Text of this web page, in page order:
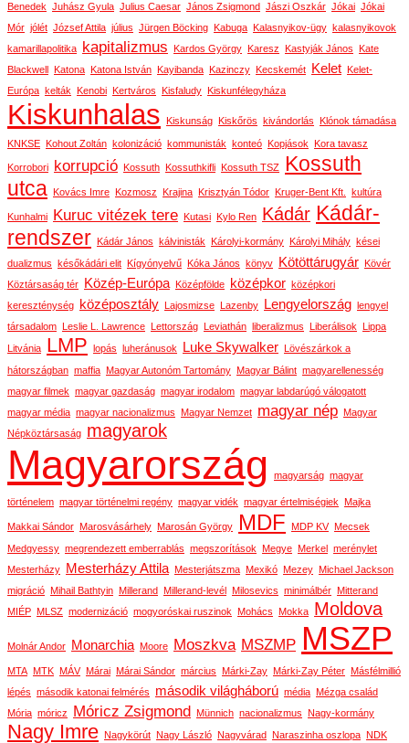
Benedek Juhász Gyula Julius Caesar János Zsigmond Jászi Oszkár Jókai Jókai
Mór jólét József Attila július Jürgen Böcking Kabuga Kalasnyikov-ügy kalasnyikovok
kamarillapolitika kapitalizmus Kardos György Karesz Kastyják János Kate
Blackwell Katona Katona István Kayibanda Kazinczy Kecskemét Kelet Kelet-
Európa kelták Kenobi Kertváros Kisfaludy Kiskunfélegyháza
Kiskunhalas Kiskunság Kiskőrös kivándorlás Klónok támadása
KNKSE Kohout Zoltán kolonizáció kommunisták konteó Kopjások Kora tavasz
Korrobori korrupció Kossuth Kossuthkifli Kossuth TSZ Kossuth
utca Kovács Imre Kozmosz Krajina Krisztyán Tódor Kruger-Bent Kft. kultúra
Kunhalmi Kuruc vitézek tere Kutasi Kylo Ren Kádár Kádár-
rendszer Kádár János kálvinisták Károlyi-kormány Károlyi Mihály kései
dualizmus későkádári elit Kígyónyelvű Kóka János könyv Kötöttárugyár Kövér
Köztársaság tér
Közép-Európa Középfölde középkor középkori
kereszténység
középosztály Lajosmizse Lazenby Lengyelország lengyel
társadalom Leslie L. Lawrence Lettország Leviathán liberalizmus Liberálisok Lippa
Litvánia LMP lopás luheránusok Luke Skywalker Lövészárkok a
hátországban maffia Magyar Autonóm Tartomány Magyar Bálint magyarellenesség
magyar filmek magyar gazdaság magyar irodalom magyar labdarúgó válogatott
magyar média magyar nacionalizmus Magyar Nemzet magyar nép Magyar
Népköztársaság magyarok
Magyarország magyarság magyar
történelem magyar történelmi regény magyar vidék magyar értelmiségiek Majka
Makkai Sándor Marosvásárhely Marosán György MDF MDP KV Mecsek
Medgyessy megrendezett emberrablás megszorítások Megye Merkel merénylet
Mesterházy
Mesterházy Attila Mesterjátszma Mexikó Mezey Michael Jackson
migráció Mihail Bathtyin Millerand Millerand-levél Milosevics minimálbér Mitterand
MIÉP MLSZ modernizáció mogyoróskai ruszinok Mohács Mokka Moldova
Molnár Andor Monarchia Moore Moszkva MSZMP MSZP
MTA MTK MÁV Márai Márai Sándor március Márki-Zay Márki-Zay Péter Másfélmillió
lépés második katonai felmérés második világháború média Mézga család
Mória móricz Móricz Zsigmond Münnich nacionalizmus Nagy-kormány
Nagy Imre Nagykörút Nagy László Nagyvárad Naraszinha oszlopa NDK